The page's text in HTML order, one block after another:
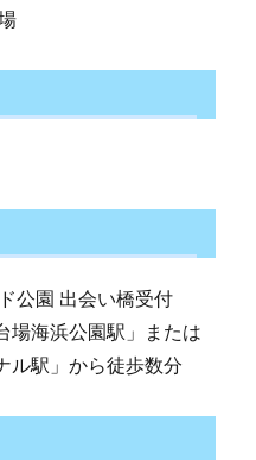
公園 出会い橋受付
場海浜公園駅」または
ル駅」から徒歩数分